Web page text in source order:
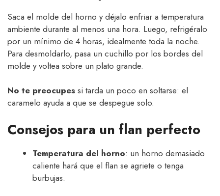
Saca el molde del horno y déjalo enfriar a temperatura
ambiente durante al menos una hora. Luego, refrigéralo
por un mínimo de 4 horas, idealmente toda la noche.
Para desmoldarlo, pasa un cuchillo por los bordes del
molde y voltea sobre un plato grande.
No te preocupes si tarda un poco en soltarse: el
caramelo ayuda a que se despegue solo.
Consejos para un flan perfecto
Temperatura del horno: un horno demasiado
caliente hará que el flan se agriete o tenga
burbujas.